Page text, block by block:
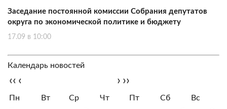
Заседание постоянной комиссии Собрания депутатов
округа по экономической политике и бюджету
17.09 в 10:00
Календарь новостей
‹‹ ‹ › ››
Пн Вт Ср Чт Пт Сб Вс